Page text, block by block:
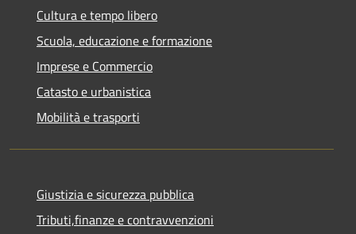
Cultura e tempo libero
Scuola, educazione e formazione
Imprese e Commercio
Catasto e urbanistica
Mobilità e trasporti
Giustizia e sicurezza pubblica
Tributi,finanze e contravvenzioni